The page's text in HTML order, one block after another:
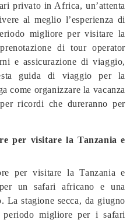
privato in Africa, un’attenta
al meglio l’esperienza di
migliore per visitare la
di tour operator
e assicurazione di viaggio,
guida di viaggio per la
come organizzare la vacanza
ricordi che dureranno per
per visitare la Tanzania e
per visitare la Tanzania e
un safari africano e una
La stagione secca, da giugno
migliore per i safari